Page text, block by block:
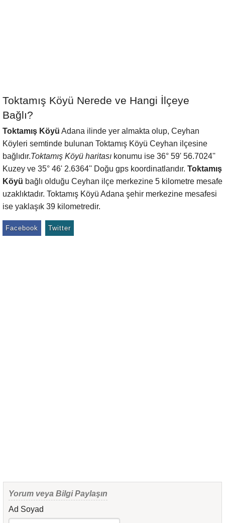
Toktamış Köyü Nerede ve Hangi İlçeye
Bağlı?
Toktamış Köyü Adana ilinde yer almakta olup, Ceyhan
Köyleri semtinde bulunan Toktamış Köyü Ceyhan ilçesine
bağlıdır.Toktamış Köyü haritası konumu ise 36° 59' 56.7024''
Kuzey ve 35° 46' 2.6364'' Doğu gps koordinatlarıdır. Toktamış
Köyü bağlı olduğu Ceyhan ilçe merkezine 5 kilometre mesafe
uzaklıktadır. Toktamış Köyü Adana şehir merkezine mesafesi
ise yaklaşık 39 kilometredir.
Facebook Twitter
Yorum veya Bilgi Paylaşın
Ad Soyad